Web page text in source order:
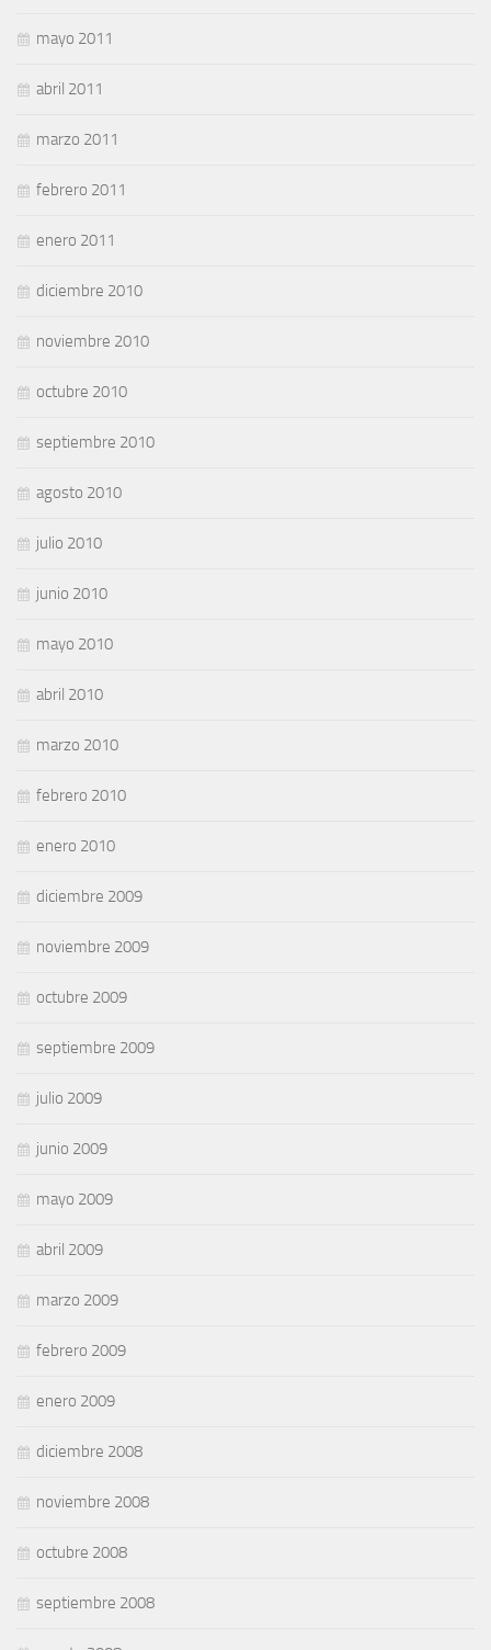
mayo 2011
abril 2011
marzo 2011
febrero 2011
enero 2011
diciembre 2010
noviembre 2010
octubre 2010
septiembre 2010
agosto 2010
julio 2010
junio 2010
mayo 2010
abril 2010
marzo 2010
febrero 2010
enero 2010
diciembre 2009
noviembre 2009
octubre 2009
septiembre 2009
julio 2009
junio 2009
mayo 2009
abril 2009
marzo 2009
febrero 2009
enero 2009
diciembre 2008
noviembre 2008
octubre 2008
septiembre 2008